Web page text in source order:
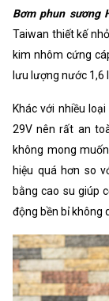
Bơm phun sương
Taiwan thiết kế
kim nhôm cứng
lưu lượng nước 1,6
Khác với nhiều
29V nên rất an
không mong
hiệu quá hơn so
bằng cao su giúp
động bền bỉ không